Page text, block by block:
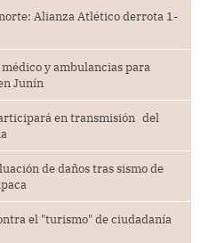
norte: Alianza Atlético derrota 1-
y ambulancias para
Junín
en transmisión del
de daños tras sismo de
el "turismo" de ciudadanía